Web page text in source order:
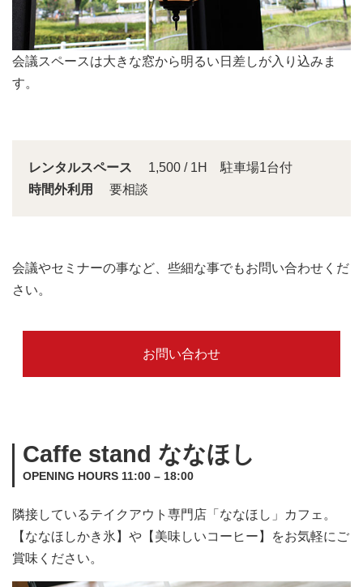
会議スペースは大きな窓から明るい日差しが入り込みま
す。
レンタルスペース
1,500 / 1H 駐車場1台付
時間外利用
要相談
会議やセミナーの事など、些細な事でもお問い合わせくだ
さい。
お問い合わせ
Caffe stand ななほし
OPENING HOURS 11:00 – 18:00
隣接しているテイクアウト専門店「ななほし」カフェ。
【ななほしかき氷】や【美味しいコーヒー】をお気軽にご
賞味ください。